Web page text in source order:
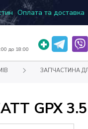
Оплата та доставка
до 18:00
ЗАПЧАСТИНА
GPX